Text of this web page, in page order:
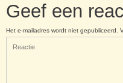
Geef een
Het e-mailadres wordt niet gepubliceerd.